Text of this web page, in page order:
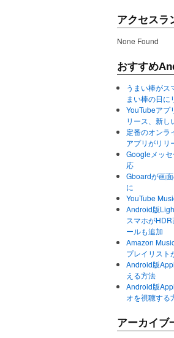
アクセスラ
None Found
おすすめ
うまい棒がス
まい棒の日に
YouTubeアプ
リース、新し
定番のオンラ
アプリがリリ
Googleメッ
応
Gboardが画
に
YouTube
Android版
スマホが
ールも追加
Amazon
プレイリスト
Android版
える方法
Android版
オを視聴する
アーカイブ